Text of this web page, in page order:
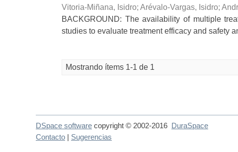
Vitoria-Miñana, Isidro; Arévalo-Vargas, Isidro;
BACKGROUND: The availability of multiple
studies to evaluate treatment efficacy and safety
Mostrando ítems 1-1 de 1
DSpace software copyright © 2002-2016 DuraSpace
Contacto
Sugerencias